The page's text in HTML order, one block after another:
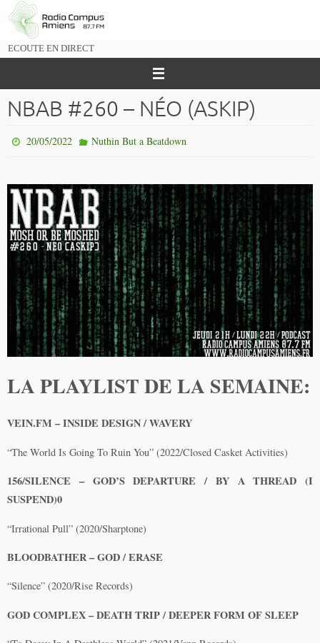
Passer
vers
ECOUTE EN DIRECT
NBAB #260 – NÉO (ASKIP)
20/05/2022 Nuthin But a Beatdown
LA PLAYLIST DE LA SEMAINE:
VEIN.FM – INSIDE DESIGN / WAVERY
“The World Is Going To Ruin You” (2022/Closed Casket Activities)
156/SILENCE – GOD’S DEPARTURE / BY A THREAD (I
SUSPEND)0
“Irrational Pull” (2020/Sharptone)
BLOODBATHER – GOD / ERASE
“Silence” (2020/Rise Records)
GOD COMPLEX – DEATH TRIP / DEEPER FORM OF SLEEP